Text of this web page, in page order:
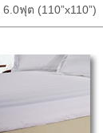
ฟุต (110”x110”)